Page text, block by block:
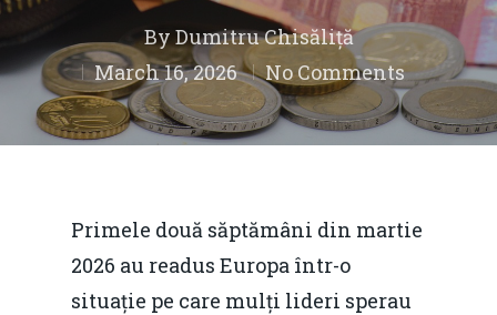
ByDumitru Chisăliță
March 16, 2026
No Comments
Primele două săptămâni din martie
2026 au readus Europa într-o
situație pe care mulți lideri sperau